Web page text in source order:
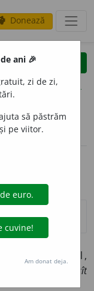
Donează
clear
opțiuni
artificial ,
se vede cît
ani 🎉
zi de zi,
să păstrăm
pe viitor.
Am donat deja.